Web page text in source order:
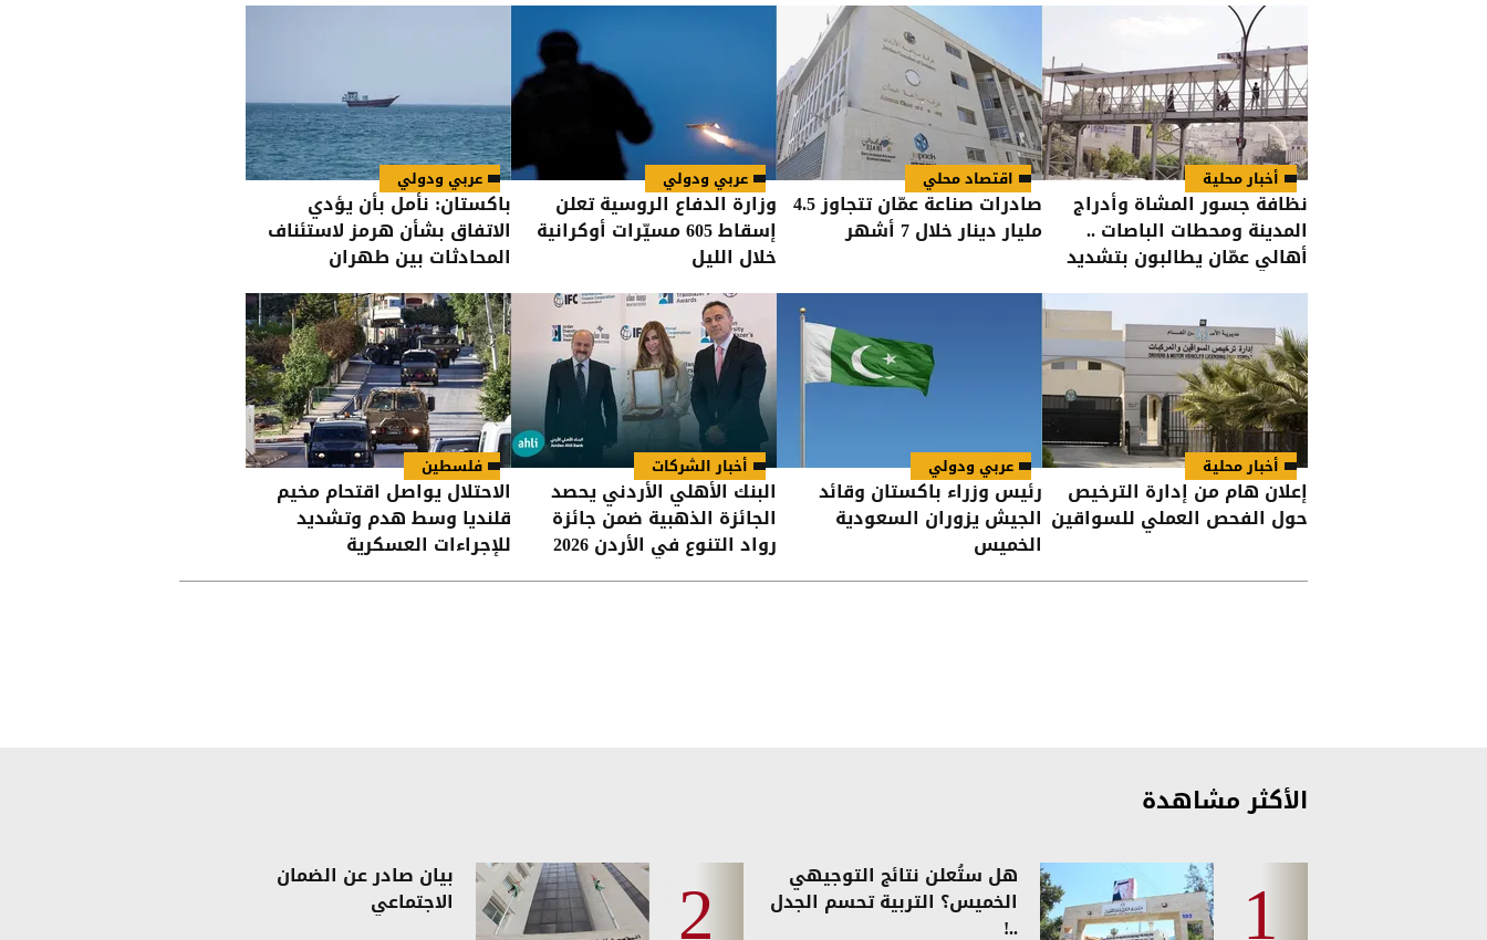
أخبار محلية
نظافة جسور المشاة وأدراج
المدينة ومحطات الباصات ..
أهالي عمّان يطالبون بتشديد
اقتصاد محلي
صادرات صناعة عمّان تتجاوز 4.5
مليار دينار خلال 7 أشهر
عربي ودولي
وزارة الدفاع الروسية تعلن
إسقاط 605 مسيّرات أوكرانية
خلال الليل
عربي ودولي
باكستان: نأمل بأن يؤدي
الاتفاق بشأن هرمز لاستئناف
المحادثات بين طهران
أخبار محلية
إعلان هام من إدارة الترخيص
حول الفحص العملي للسواقين
عربي ودولي
رئيس وزراء باكستان وقائد
الجيش يزوران السعودية
الخميس
أخبار الشركات
البنك الأهلي الأردني يحصد
الجائزة الذهبية ضمن جائزة
رواد التنوع في الأردن 2026
فلسطين
الاحتلال يواصل اقتحام مخيم
قلنديا وسط هدم وتشديد
للإجراءات العسكرية
الأكثر مشاهدة
هل ستُعلن نتائج التوجيهي
الخميس؟ التربية تحسم الجدل
..!
بيان صادر عن الضمان
الاجتماعي